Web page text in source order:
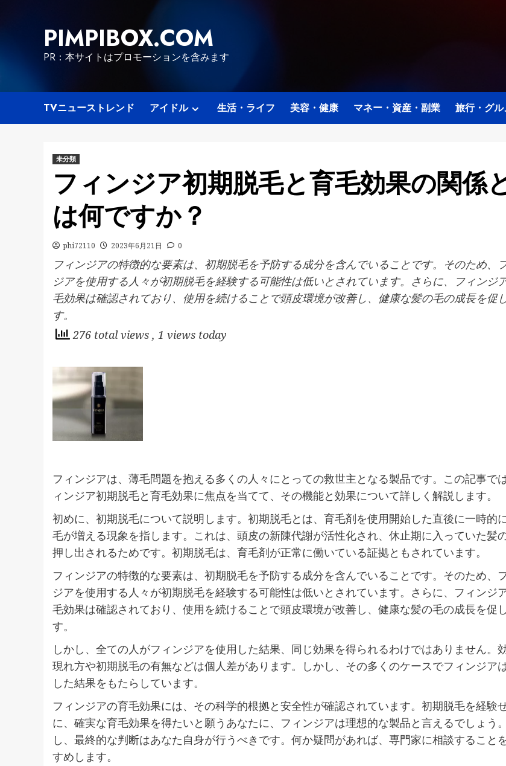
PIMPIBOX.COM
PR：本サイトはプロモーションを含みます
TVニューストレンド アイドル 生活・ライフ 美容・健康 マネー・資産・副業 旅行・グル
未分類
フィンジア初期脱毛と育毛効果の関係
は何ですか？
phi72110 2023年6月21日 0
フィンジアの特徴的な要素は、初期脱毛を予防する成分を含んでいることです。そのため、
ジアを使用する人々が初期脱毛を経験する可能性は低いとされています。さらに、フィンジ
毛効果は確認されており、使用を続けることで頭皮環境が改善し、健康な髪の毛の成長を促
す。
276 total views , 1 views today
フィンジアは、薄毛問題を抱える多くの人々にとっての救世主となる製品です。この記事で
ィンジア初期脱毛と育毛効果に焦点を当てて、その機能と効果について詳しく解説します。
初めに、初期脱毛について説明します。初期脱毛とは、育毛剤を使用開始した直後に一時的
毛が増える現象を指します。これは、頭皮の新陳代謝が活性化され、休止期に入っていた髪
押し出されるためです。初期脱毛は、育毛剤が正常に働いている証拠ともされています。
フィンジアの特徴的な要素は、初期脱毛を予防する成分を含んでいることです。そのため、
ジアを使用する人々が初期脱毛を経験する可能性は低いとされています。さらに、フィンジ
毛効果は確認されており、使用を続けることで頭皮環境が改善し、健康な髪の毛の成長を促
す。
しかし、全ての人がフィンジアを使用した結果、同じ効果を得られるわけではありません。
現れ方や初期脱毛の有無などは個人差があります。しかし、その多くのケースでフィンジア
した結果をもたらしています。
フィンジアの育毛効果には、その科学的根拠と安全性が確認されています。初期脱毛を経験
に、確実な育毛効果を得たいと願うあなたに、フィンジアは理想的な製品と言えるでしょう
し、最終的な判断はあなた自身が行うべきです。何か疑問があれば、専門家に相談すること
すめします。